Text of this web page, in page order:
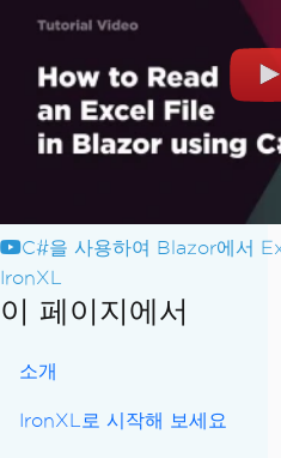
C#을 사용하여 Blazor에서
IronXL
이 페이지에서
소개
IronXL로 시작해 보세요